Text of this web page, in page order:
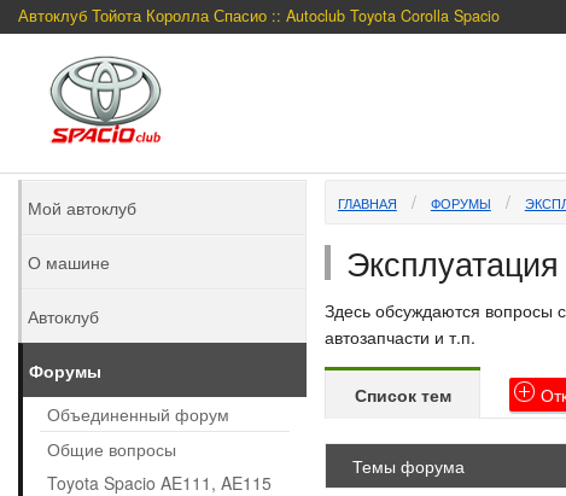
Автоклуб Тойота Королла Спасио :: Autoclub Toyota Corolla Spacio
ГЛАВНАЯ ФОРУМЫ
Здесь обсуждаются вопросы
автозапчасти и т.п.
Список тем
Темы форума
Мой автоклуб
О машине
Автоклуб
Форумы
Объединенный форум
Общие вопросы
Toyota Spacio AE111, AE115